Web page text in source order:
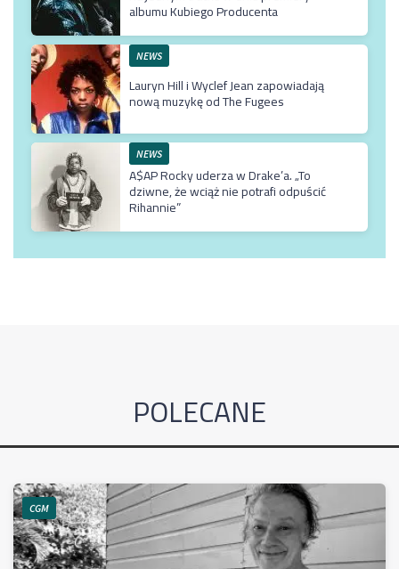
albumu Kubiego Producenta
NEWS
Lauryn Hill i Wyclef Jean zapowiadają
nową muzykę od The Fugees
NEWS
A$AP Rocky uderza w Drake’a. „To
dziwne, że wciąż nie potrafi odpuścić
Rihannie”
POLECANE
CGM